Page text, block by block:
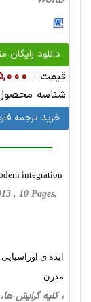
دانلود رایگان
قیمت :
شناسه
خرید ترجمه
integration
, 10 Pages,
ایده ی
مدرن